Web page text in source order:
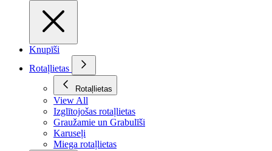
Knupīši
Rotaļlietas
Rotaļlietas
View All
Izglītojošas rotaļlietas
Graužamie un Grabulīši
Karuseļi
Miega rotaļlietas